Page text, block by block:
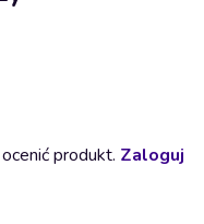
produkt. Zaloguj